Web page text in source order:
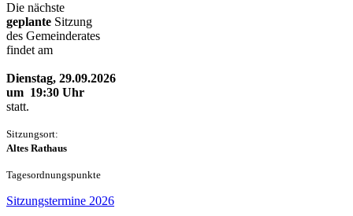
Die nächste
geplante Sitzung
des Gemeinderates
findet am
Dienstag, 29.09.2026
um 19:30 Uhr
statt.
Sitzungsort:
Altes Rathaus
Tagesordnungspunkte
Sitzungstermine 2026